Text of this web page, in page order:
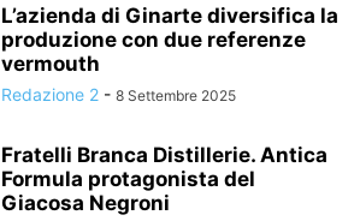
L’azienda di Ginarte diversifica la
produzione con due referenze
vermouth
Redazione 2 - 8 Settembre 2025
Fratelli Branca Distillerie. Antica
Formula protagonista del
Giacosa Negroni